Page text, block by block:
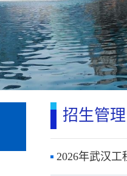
招生管理
2026年武汉